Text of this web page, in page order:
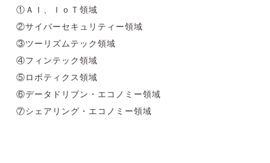
①ＡＩ、ＩｏＴ領域
②サイバーセキュリティー領域
③ツーリズムテック領域
④フィンテック領域
⑤ロボティクス領域
⑥データドリブン・エコノミー領域
⑦シェアリング・エコノミー領域